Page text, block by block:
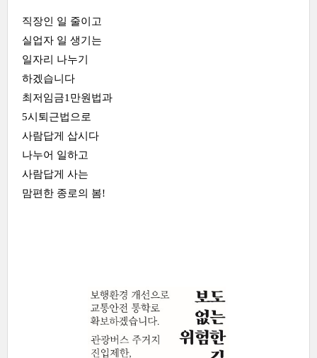
직장인 일 줄이고
실업자 일 생기는
일자리 나누기
하겠습니다
최저임금1만원법과
5시퇴근법으로
사람답게 삽시다
나누어 일하고
사람답게 사는
맘편한 종로의 봄!